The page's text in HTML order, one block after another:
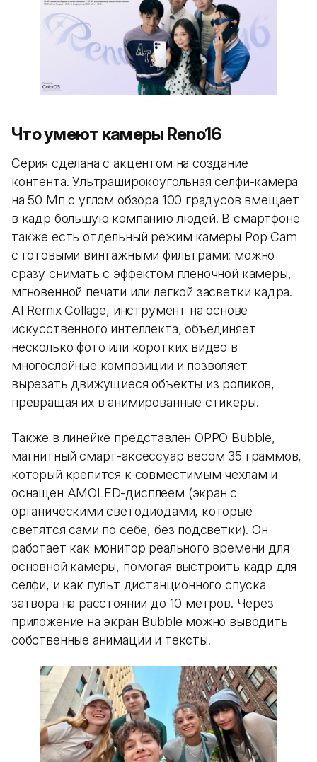
Что умеют камеры Reno16
Серия сделана с акцентом на создание
контента. Ультраширокоугольная селфи-камера
на 50 Мп с углом обзора 100 градусов вмещает
в кадр большую компанию людей. В смартфоне
также есть отдельный режим камеры Pop Cam
с готовыми винтажными фильтрами: можно
сразу снимать с эффектом пленочной камеры,
мгновенной печати или легкой засветки кадра.
AI Remix Collage, инструмент на основе
искусственного интеллекта, объединяет
несколько фото или коротких видео в
многослойные композиции и позволяет
вырезать движущиеся объекты из роликов,
превращая их в анимированные стикеры.
Также в линейке представлен OPPO Bubble,
магнитный смарт-аксессуар весом 35 граммов,
который крепится к совместимым чехлам и
оснащен AMOLED-дисплеем (экран с
органическими светодиодами, которые
светятся сами по себе, без подсветки). Он
работает как монитор реального времени для
основной камеры, помогая выстроить кадр для
селфи, и как пульт дистанционного спуска
затвора на расстоянии до 10 метров. Через
приложение на экран Bubble можно выводить
собственные анимации и тексты.